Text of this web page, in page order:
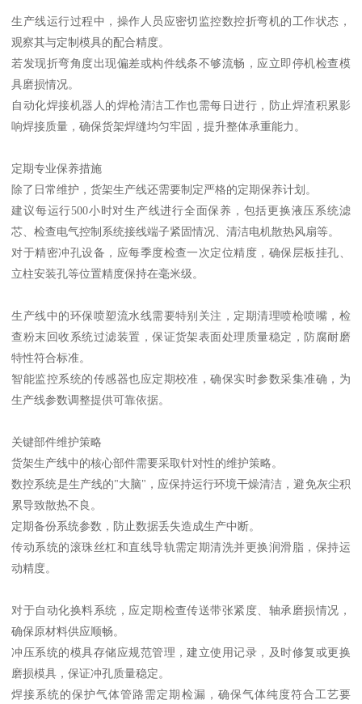
生产线运行过程中，操作人员应密切监控数控折弯机的工作状态，
观察其与定制模具的配合精度。
若发现折弯角度出现偏差或构件线条不够流畅，应立即停机检查模
具磨损情况。
自动化焊接机器人的焊枪清洁工作也需每日进行，防止焊渣积累影
响焊接质量，确保货架焊缝均匀牢固，提升整体承重能力。
定期专业保养措施
除了日常维护，货架生产线还需要制定严格的定期保养计划。
建议每运行500小时对生产线进行全面保养，包括更换液压系统滤
芯、检查电气控制系统接线端子紧固情况、清洁电机散热风扇等。
对于精密冲孔设备，应每季度检查一次定位精度，确保层板挂孔、
立柱安装孔等位置精度保持在毫米级。
生产线中的环保喷塑流水线需要特别关注，定期清理喷枪喷嘴，检
查粉末回收系统过滤装置，保证货架表面处理质量稳定，防腐耐磨
特性符合标准。
智能监控系统的传感器也应定期校准，确保实时参数采集准确，为
生产线参数调整提供可靠依据。
关键部件维护策略
货架生产线中的核心部件需要采取针对性的维护策略。
数控系统是生产线的"大脑"，应保持运行环境干燥清洁，避免灰尘积
累导致散热不良。
定期备份系统参数，防止数据丢失造成生产中断。
传动系统的滚珠丝杠和直线导轨需定期清洗并更换润滑脂，保持运
动精度。
对于自动化换料系统，应定期检查传送带张紧度、轴承磨损情况，
确保原材料供应顺畅。
冲压系统的模具存储应规范管理，建立使用记录，及时修复或更换
磨损模具，保证冲孔质量稳定。
焊接系统的保护气体管路需定期检漏，确保气体纯度符合工艺要